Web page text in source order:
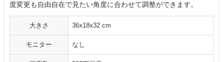
度変更も自由自在で見たい角度に合わせて調整ができます。
大きさ 36x18x32 cm
モニター なし